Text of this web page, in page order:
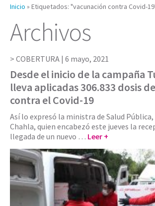
Inicio » Etiquetados: "vacunación contra Covid-
Archivos
COBERTURA | 6 mayo, 2021
Desde el inicio de la campaña
lleva aplicadas 306.833 dosis
contra el Covid-19
Así lo expresó la ministra de Salud
Chahla, quien encabezó este jueves la
llegada de un nuevo … Leer +